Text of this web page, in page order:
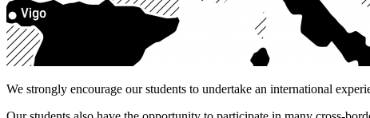
We strongly encourage our students to undertake an international